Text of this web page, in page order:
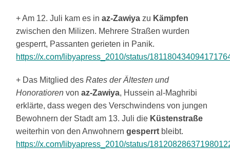
+ Am 12. Juli kam es inaz-Zawiya zu Kämpfen
zwischen den Milizen. Mehrere Straßen wurden
gesperrt, Passanten gerieten in Panik.
https://x.com/libyapress_2010/status/
+ Das Mitglied desRates der Ältesten und
Honoratiorenvonaz-Zawiya, Hussein al-Maghribi
erklärte, dass wegen des Verschwindens von jungen
Bewohnern der Stadt am 13. Juli die Küstenstraße
weiterhin von den Anwohnerngesperrt bleibt.
https://x.com/libyapress_2010/status/